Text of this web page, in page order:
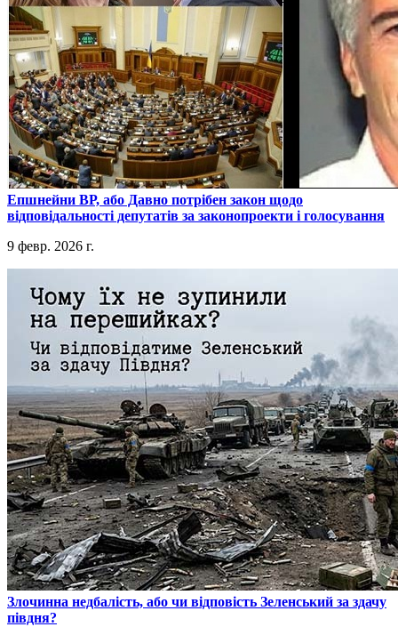
​Епшнейни ВР, або Давно потрібен закон щодо
відповідальності депутатів за законопроекти і голосування
9 февр. 2026 г.
​Злочинна недбалість, або чи відповість Зеленський за здачу
півдня?